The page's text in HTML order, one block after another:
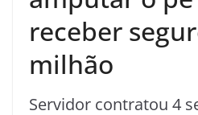
receber
milhão
Servidor contratou 4